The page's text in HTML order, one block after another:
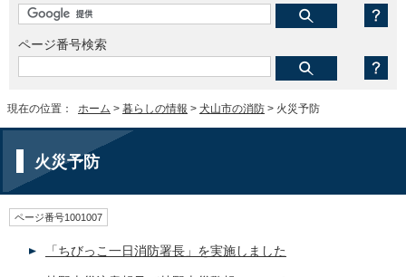
ページ番号検索
現在の位置： ホーム > 暮らしの情報 > 犬山市の消防 > 火災予防
火災予防
ページ番号1001007
「ちびっこ一日消防署長」を実施しました